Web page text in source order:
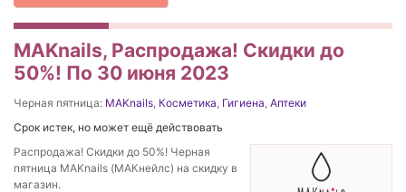
MAKnails, Распродажа! Скидки до
50%! По 30 июня 2023
Черная пятница: MAKnails Косметика Гигиена Аптеки
Срок истек, но может ещё действовать
Распродажа! Скидки до 50%! Черная
пятница MAKnails (МАКнейлс) на скидку в
магазин.